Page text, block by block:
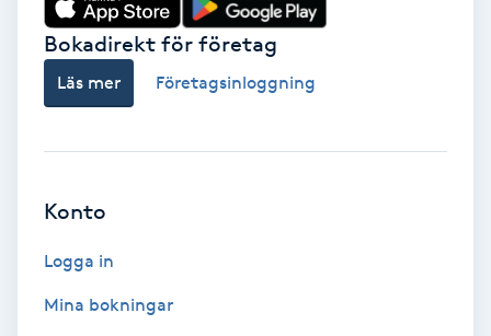
Funktionsanalys
Färgning
Bokadirekt för företag
Läs mer Företagsinloggning
Konto
Logga in
Mina bokningar